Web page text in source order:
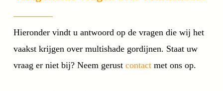
Hieronder vindt u antwoord op de vragen die wij het
vaakst krijgen over multishade gordijnen. Staat uw
vraag er niet bij? Neem gerust contactmet ons op.